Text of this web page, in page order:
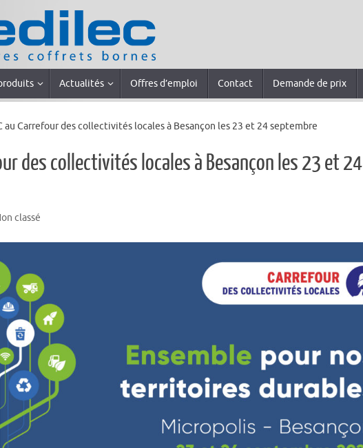
Actualités Offres d’emploi Contact Demande de prix
au Carrefour des collectivités locales à Besançon les 23 et 24 septembre
des collectivités locales à Besançon les 23 et 24
classé